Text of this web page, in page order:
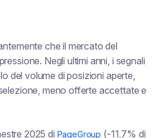
che il mercato del
Negli ultimi anni, i segnali
del volume di posizioni aperte,
meno offerte accettate e
2025 di PageGroup (-11,7% di